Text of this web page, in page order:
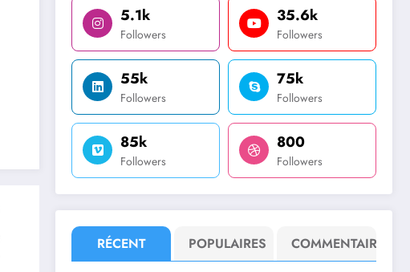
5.1k
Followers
35.6k
Followers
55k
Followers
75k
Followers
85k
Followers
800
Followers
RÉCENT POPULAIRES COMMENTAIRE